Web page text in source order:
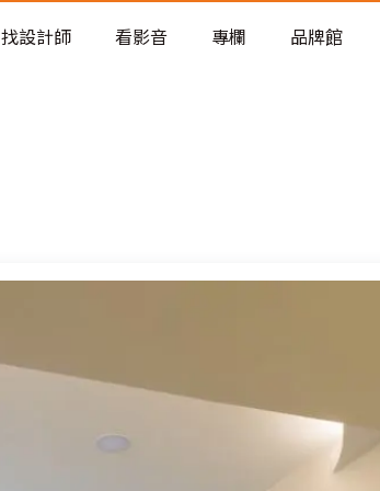
看不見的居家風險和翻新關鍵
老屋預算分配與高 CP 值煥新術
找設計師 看影音 專欄 品牌館